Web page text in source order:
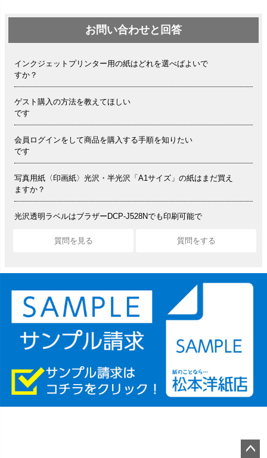
お問い合わせと回答
インクジェットプリンター用の紙はどれを選べばよいで
すか？
ゲスト購入の方法を教えてほしい
です
会員ログインをして商品を購入する手順を知りたい
です
写真用紙〈印画紙〉光沢・半光沢「A1サイズ」の紙はまだ買え
ますか？
光沢透明ラベルはブラザーDCP-J528Nでも印刷可能で
竹尾 DEEP UVヴァンヌーボ スノーホワイトは 大判プリンタ
ーSC-P8050に対応してますか
塩ビのロール紙で離型紙が透明の商品はありま
すか
つや消し半透明ラベルのロールタイプはあります
か？
縦420mm×横650mmの包装紙に適した紙はありま
質問を見る 質問をする